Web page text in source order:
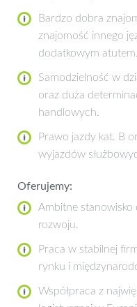
Bardzo dobra
znajomość innego
dodatkowym atutem.
Samodzielność w
oraz duża
handlowych.
Prawo jazdy kat. B
wyjazdów
Oferujemy:
Ambitne stanowisko
rozwoju.
Praca w stabilnej
rynku i
Współpraca z